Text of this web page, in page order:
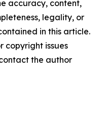
accuracy, content,
legality, or
in this article.
copyright issues
the author